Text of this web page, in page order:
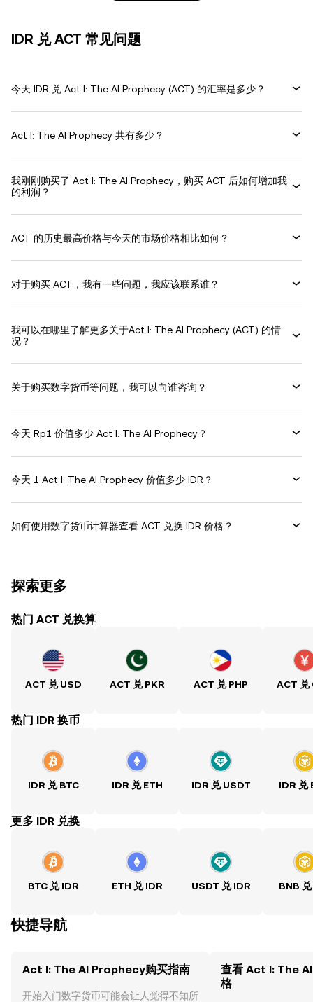
IDR 兑 ACT 常见问题
今天 IDR 兑 Act I: The AI Prophecy (ACT) 的汇率是多少？
Act I: The AI Prophecy 共有多少？
我刚刚购买了 Act I: The AI Prophecy，购买 ACT 后如何增加我
的利润？
ACT 的历史最高价格与今天的市场价格相比如何？
对于购买 ACT，我有一些问题，我应该联系谁？
我可以在哪里了解更多关于Act I: The AI Prophecy (ACT) 的情
况？
关于购买数字货币等问题，我可以向谁咨询？
今天 Rp1 价值多少 Act I: The AI Prophecy？
今天 1 Act I: The AI Prophecy 价值多少 IDR？
如何使用数字货币计算器查看 ACT 兑换 IDR 价格？
探索更多
热门 ACT 兑换算
ACT 兑 USD ACT 兑 PKR ACT 兑 PHP ACT 兑
热门 IDR 换币
IDR 兑 BTC IDR 兑 ETH IDR 兑 USDT IDR 兑
ִִִִִִִִִִִִִִִִִִִִִִִִִִִִִִִִִִִִִִִִִִִִִִִִ更多 IDR 兑换
BTC 兑 IDR ETH 兑 IDR USDT 兑 IDR BNB
快捷导航
Act I: The AI Prophecy购买指南
开始入门数字货币可能会让人觉得不知所
查看 Act I: The
格